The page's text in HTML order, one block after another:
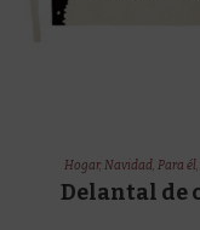
Hogar,Navidad,Para él
Delantal de